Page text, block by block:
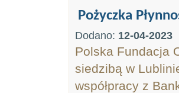
Pożyczka
Dodano: 12-04-2023
Polska Fundacja
siedzibą w
współpracy z